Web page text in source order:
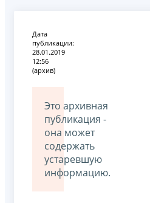
Дата
публикации:
28.01.2019
12:56
(архив)
Это архивная
публикация -
она может
содержать
устаревшую
информацию.